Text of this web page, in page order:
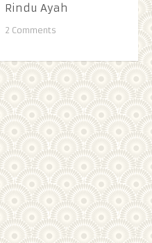
Rindu Ayah
2 Comments